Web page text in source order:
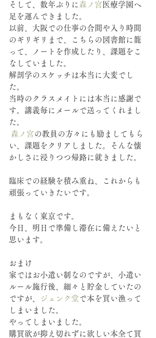
そして、数年ぶりに 森ノ宮 医療学園へ
足を運んできました。
以前、大阪での仕事の合間や入り時間
のギリギリまで、こちらの図書館に籠
って、ノートを作成したり、課題をこ
なしていました。
解剖学のスケッチは本当に大変でし
た。
当時のクラスメイトには本当に感謝で
す。講義毎にメールで送ってくれまし
た。
森ノ宮の教員の方々にも励ましてもら
い、課題をクリアしました。そんな懐
かしさに浸りつつ帰路に就きました。
臨床での経験を積み重ね、これからも
頑張っていきたいです。
まもなく東京です。
今日、明日で準備し滞在に備えたいと
思います。
おまけ
家ではお小遣い制なのですが、小遣い
ルール施行後、細々と貯金していたの
ですが、
ジュンク堂で本を買い漁って
しまいました。
やってしまいました。
購買欲が抑え切れずに欲しい本全て買